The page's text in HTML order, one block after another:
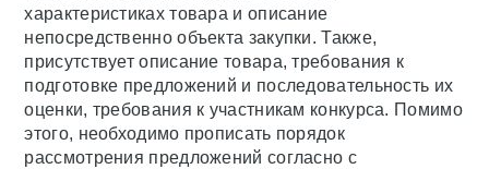
характеристиках товара и описание
непосредственно объекта закупки. Также,
присутствует описание товара, требования к
подготовке предложений и последовательность их
оценки, требования к участникам конкурса. Помимо
этого, необходимо прописать порядок
рассмотрения предложений согласно с